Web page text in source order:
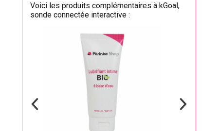
Voici les produits complémentaires à kGoal,
sonde connectée interactive :